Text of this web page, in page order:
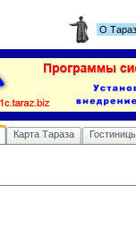
О
Карта Тараза